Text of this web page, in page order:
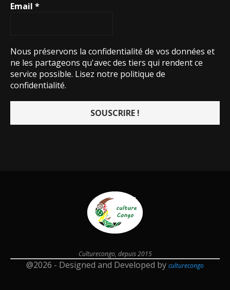
Email *
Nous préservons la confidentialité de vos données et
ne les partageons qu'avec des tiers qui rendent ce
service possible. Lisez notre politique de
confidentialité.
Culturecongo, depuis 2015
@2026 - Designed and Developed by culturecongo